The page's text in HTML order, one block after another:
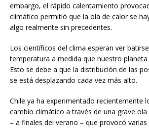
embargo, el rápido calentamiento
climático permitió que la ola de calor se
algo realmente sin precedentes.
Los científicos del clima esperan ver
temperatura a medida que nuestro
Esto se debe a que la distribución de las
se está desplazando cada vez más alto.
Chile ya ha experimentado recientemente
cambio climático a través de una grave
– a finales del verano – que provocó